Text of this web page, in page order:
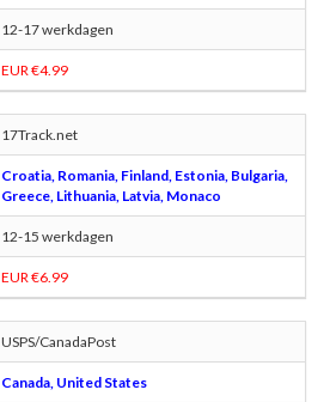
12-17 werkdagen
EUR €4.99
17Track.net
Croatia, Romania, Finland, Estonia, Bulgaria,
Greece, Lithuania, Latvia, Monaco
12-15 werkdagen
EUR €6.99
USPS/CanadaPost
Canada, United States